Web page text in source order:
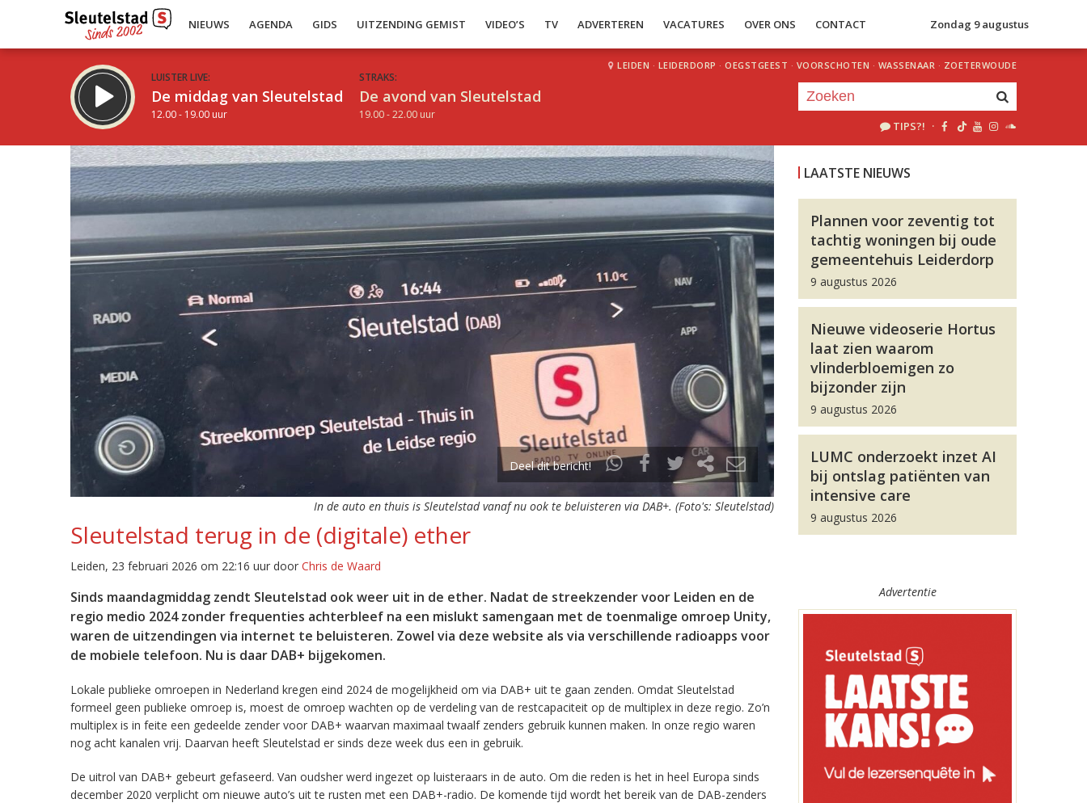
NIEUWS AGENDA GIDS UITZENDING GEMIST VIDEO’S TV ADVERTEREN VACATURES OVER ONS CONTACT Zondag 9 augustus
LUISTER LIVE:
De middag van Sleutelstad
12.00 - 19.00 uur
STRAKS:
De avond van Sleutelstad
19.00 - 22.00 uur
LEIDEN · LEIDERDORP · OEGSTGEEST · VOORSCHOTEN · WASSENAAR · ZOETERWOUDE
TIPS?! ·
Deel dit bericht!
In de auto en thuis is Sleutelstad vanaf nu ook te beluisteren via DAB+. (Foto's: Sleutelstad)
Sleutelstad terug in de (digitale) ether
Leiden, 23 februari 2026 om 22:16 uur door Chris de Waard
Sinds maandagmiddag zendt Sleutelstad ook weer uit in de ether. Nadat de streekzender voor Leiden en de
regio medio 2024 zonder frequenties achterbleef na een mislukt samengaan met de toenmalige omroep Unity,
waren de uitzendingen via internet te beluisteren. Zowel via deze website als via verschillende radioapps voor
de mobiele telefoon. Nu is daar DAB+ bijgekomen.
Lokale publieke omroepen in Nederland kregen eind 2024 de mogelijkheid om via DAB+ uit te gaan zenden. Omdat Sleutelstad
formeel geen publieke omroep is, moest de omroep wachten op de verdeling van de restcapaciteit op de multiplex in deze regio. Zo’n
multiplex is in feite een gedeelde zender voor DAB+ waarvan maximaal twaalf zenders gebruik kunnen maken. In onze regio waren
nog acht kanalen vrij. Daarvan heeft Sleutelstad er sinds deze week dus een in gebruik.
De uitrol van DAB+ gebeurt gefaseerd. Van oudsher werd ingezet op luisteraars in de auto. Om die reden is het in heel Europa sinds
december 2020 verplicht om nieuwe auto’s uit te rusten met een DAB+-radio. De komende tijd wordt het bereik van de DAB-zenders
LAATSTE NIEUWS
Plannen voor zeventig tot
tachtig woningen bij oude
gemeentehuis Leiderdorp
9 augustus 2026
Nieuwe videoserie Hortus
laat zien waarom
vlinderbloemigen zo
bijzonder zijn
9 augustus 2026
LUMC onderzoekt inzet AI
bij ontslag patiënten van
intensive care
9 augustus 2026
Advertentie